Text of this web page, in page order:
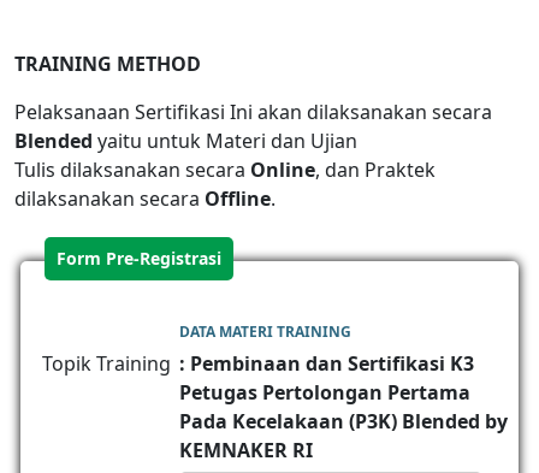
TRAINING METHOD
Pelaksanaan Sertifikasi Ini akan dilaksanakan secara
Blended yaitu untuk Materi dan Ujian
Tulis dilaksanakan secara Online, dan Praktek
dilaksanakan secara Offline.
Form Pre-Registrasi
DATA MATERI TRAINING
Topik Training : Pembinaan dan Sertifikasi K3
Petugas Pertolongan Pertama
Pada Kecelakaan (P3K) Blended by
KEMNAKER RI